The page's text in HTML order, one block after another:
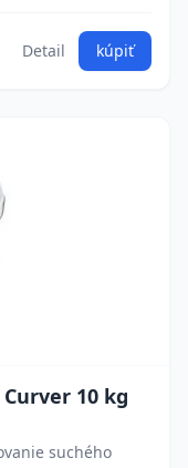
Detail kúpiť
10 kg
suchého